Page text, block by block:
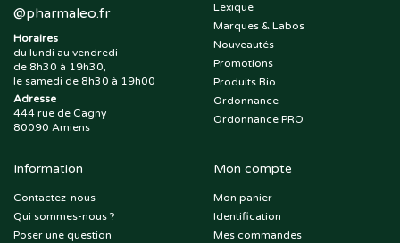
@pharmaleo.fr
Horaires
du lundi au vendredi
de 8h30 à 19h30,
le samedi de 8h30 à 19h00
Adresse
444 rue de Cagny
80090 Amiens
Lexique
Marques & Labos
Nouveautés
Promotions
Produits Bio
Ordonnance
Ordonnance PRO
Information
Contactez-nous
Qui sommes-nous ?
Poser une question
Mon compte
Mon panier
Identification
Mes commandes